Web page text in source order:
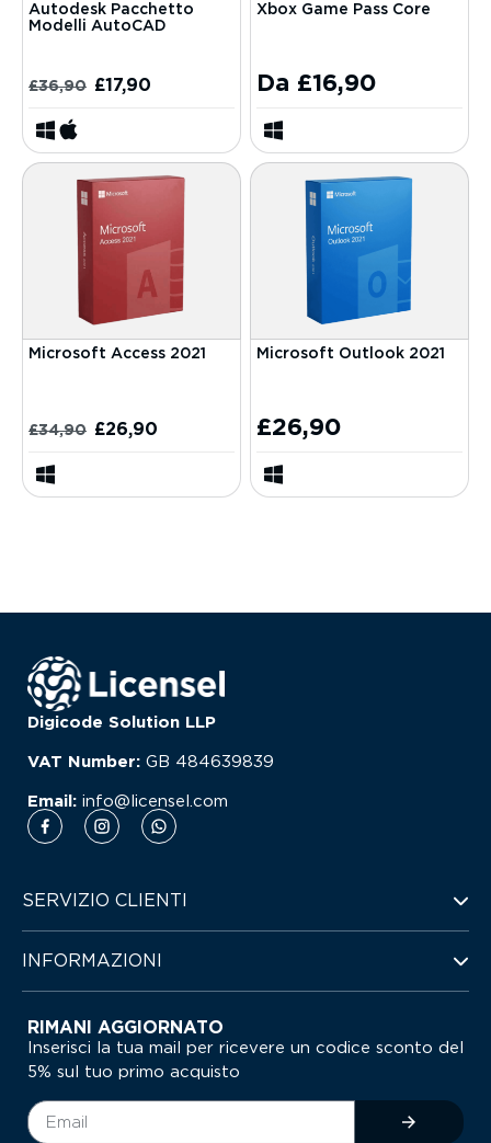
Autodesk Pacchetto
Modelli AutoCAD
£36,90 £17,90
Xbox Game Pass Core
Da £16,90
Microsoft Access 2021
£34,90 £26,90
Microsoft Outlook 2021
£26,90
Digicode Solution LLP
VAT Number: GB 484639839
Email: info@licensel.com
SERVIZIO CLIENTI
INFORMAZIONI
RIMANI AGGIORNATO
Inserisci la tua mail per ricevere un codice sconto del
5% sul tuo primo acquisto